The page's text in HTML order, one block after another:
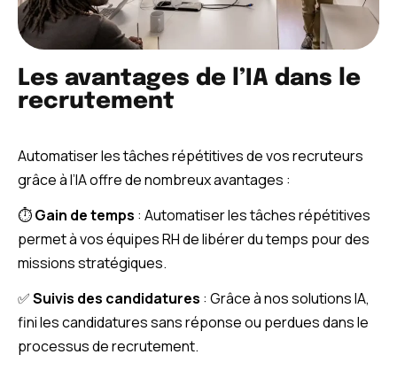
Les avantages de l’IA dans le
recrutement
Automatiser les tâches répétitives de vos recruteurs
grâce à l’IA offre de nombreux avantages :
⏱️​Gain de temps : Automatiser les tâches répétitives
permet à vos équipes RH de libérer du temps pour des
missions stratégiques.
✅​Suivis des candidatures : Grâce à nos solutions IA,
fini les candidatures sans réponse ou perdues dans le
processus de recrutement.